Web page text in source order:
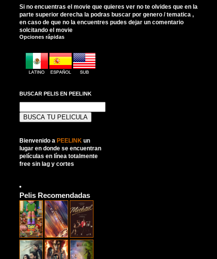
Si no encuentras el movie que quieres ver no te olvides que en la
parte superior derecha la podras buscar por genero / tematica ,
en caso de que no la encuentres pudes dejar un comentario
solcitando el movie
Opciones rápidas
BUSCAR PELIS EN PEELINK
Bienvenido a PEELINK un
lugar en donde se encuentran
películas en línea totalmente
free sin lag y cortes
Pelis Recomendadas